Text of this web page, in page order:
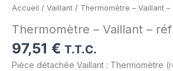
Accueil / Vaillant / Thermomètre – Vaillant –
Thermomètre – Vaillant – réf
97,51 € T.T.C.
Pièce détachée Vaillant : Thermomètre